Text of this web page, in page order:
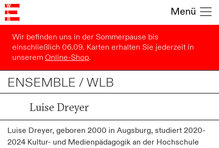
Menü
Wir befinden uns in der Sommerpause bis
einschließlich 06.09. Karten erhalten Sie jederzeit in
unseremOnline-Shop.
ENSEMBLE / WLB
Luise Dreyer
Luise Dreyer, geboren 2000 in Augsburg, studiert 2020-
2024 Kultur- und Medienpädagogik an der Hochschule